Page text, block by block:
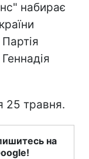
набирає
25 травня.
на